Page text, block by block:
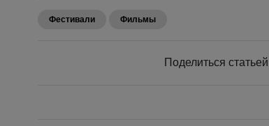
Фестивали Фильмы
Поделиться